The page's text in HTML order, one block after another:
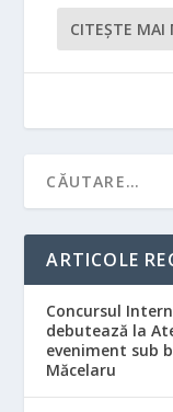
CITEŞTE MAI
ARTICOLE
Concursul
debutează la
eveniment sub
Măcelaru